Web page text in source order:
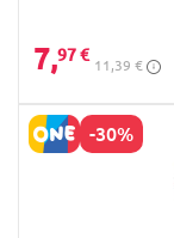
7,97 €
11,39 €
-30%